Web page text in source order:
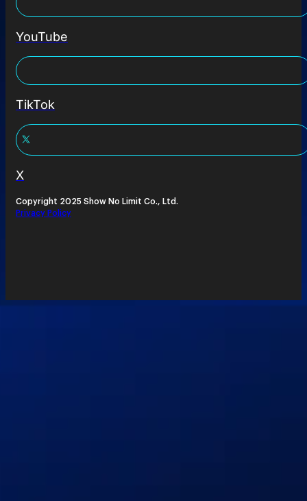
YouTube
TikTok
X
Copyright 2025 Show No Limit Co., Ltd.
Privacy Policy